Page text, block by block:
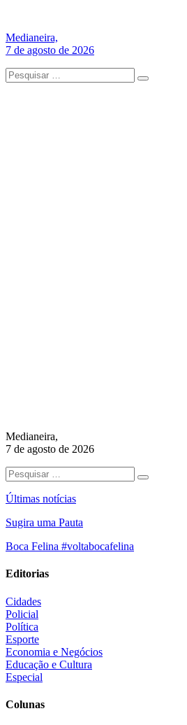
Medianeira,
7 de agosto de 2026
Medianeira,
7 de agosto de 2026
Últimas notícias
Sugira uma Pauta
Boca Felina #voltabocafelina
Editorias
Cidades
Policial
Política
Esporte
Economia e Negócios
Educação e Cultura
Especial
Colunas